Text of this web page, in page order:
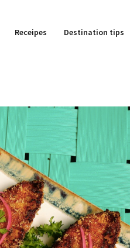
Receipes Destination tips